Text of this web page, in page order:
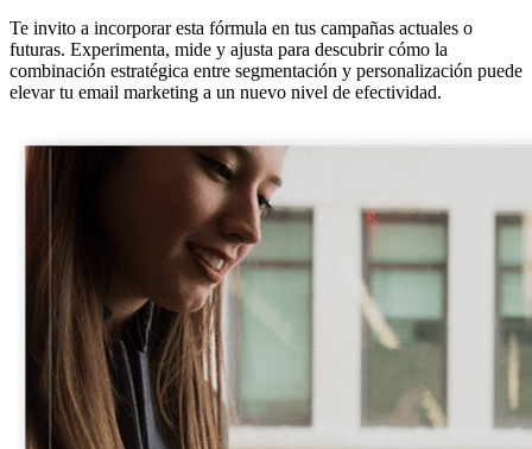
Te invito a incorporar esta fórmula en tus campañas actuales o
futuras. Experimenta, mide y ajusta para descubrir cómo la
combinación estratégica entre segmentación y personalización puede
elevar tu email marketing a un nuevo nivel de efectividad.